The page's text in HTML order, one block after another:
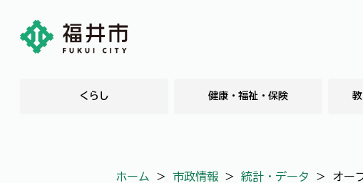
くらし 健康・福祉・保険
ホーム ＞ 市政情報 ＞ 統計・データ ＞ オー